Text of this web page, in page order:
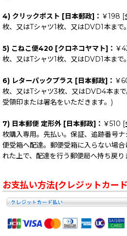
4) クリックポスト [日本郵政]： ￥198 [
枚、又はTシャツ1枚、又はDVD1本まで
5) こねこ便420 [クロネコヤマト]： ￥
枚、又はTシャツ1枚、又はDVD1本まで
6) レターパックプラス [日本郵政]： ￥
枚、又はTシャツ3枚、又はDVD4本まで
受領印または署名をいただきます。)
7) 日本郵便 定形外 [日本郵政]： ￥510 [
枚購入専用。先払い。保証、追跡番号
便受箱へ配達。郵便受箱に入らない場
れた上で、配達を行う郵便局へ持ち戻り
お支払い方法(クレジットカー